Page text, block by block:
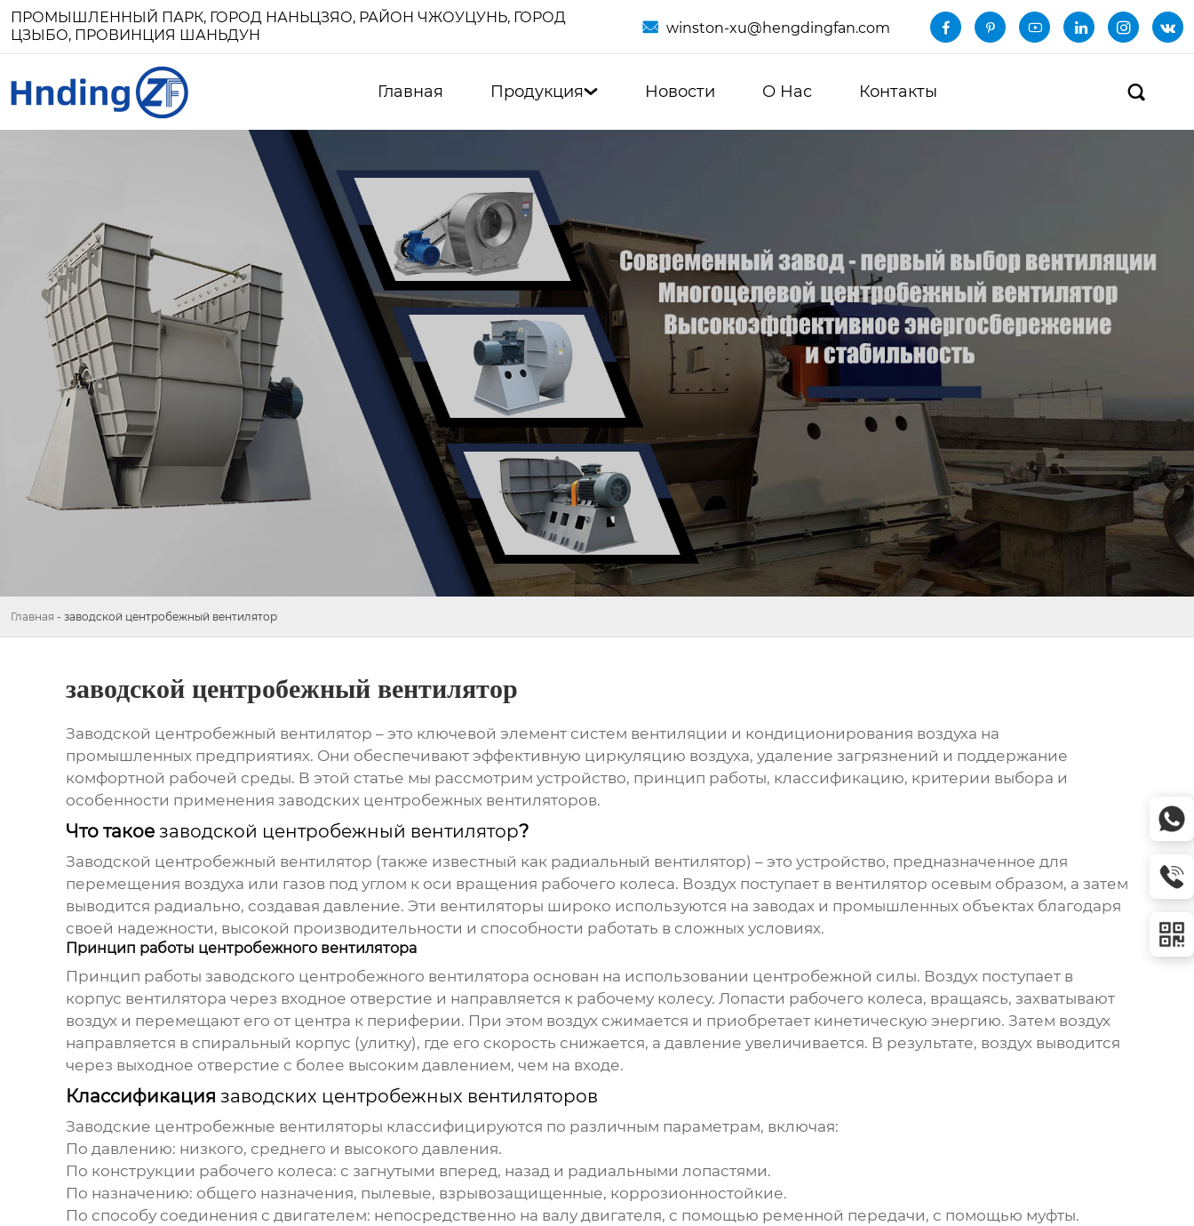
ПРОМЫШЛЕННЫЙ ПАРК, ГОРОД НАНЬЦЗЯО, РАЙОН ЧЖОУЦУНЬ, ГОРОД
ЦЗЫБО, ПРОВИНЦИЯ ШАНЬДУН
 winston-xu@hengdingfan.com      
Главная Продукция Новости О Нас Контакты 
Главная - заводской центробежный вентилятор
заводской центробежный вентилятор
Заводской центробежный вентилятор – это ключевой элемент систем вентиляции и кондиционирования воздуха на
промышленных предприятиях. Они обеспечивают эффективную циркуляцию воздуха, удаление загрязнений и поддержание
комфортной рабочей среды. В этой статье мы рассмотрим устройство, принцип работы, классификацию, критерии выбора и
особенности применения заводских центробежных вентиляторов.
Что такое заводской центробежный вентилятор?
Заводской центробежный вентилятор (также известный как радиальный вентилятор) – это устройство, предназначенное для
перемещения воздуха или газов под углом к оси вращения рабочего колеса. Воздух поступает в вентилятор осевым образом, а затем
выводится радиально, создавая давление. Эти вентиляторы широко используются на заводах и промышленных объектах благодаря
своей надежности, высокой производительности и способности работать в сложных условиях.
Принцип работы центробежного вентилятора
Принцип работы заводского центробежного вентилятора основан на использовании центробежной силы. Воздух поступает в
корпус вентилятора через входное отверстие и направляется к рабочему колесу. Лопасти рабочего колеса, вращаясь, захватывают
воздух и перемещают его от центра к периферии. При этом воздух сжимается и приобретает кинетическую энергию. Затем воздух
направляется в спиральный корпус (улитку), где его скорость снижается, а давление увеличивается. В результате, воздух выводится
через выходное отверстие с более высоким давлением, чем на входе.
Классификация заводских центробежных вентиляторов
Заводские центробежные вентиляторы классифицируются по различным параметрам, включая:
По давлению: низкого, среднего и высокого давления.
По конструкции рабочего колеса: с загнутыми вперед, назад и радиальными лопастями.
По назначению: общего назначения, пылевые, взрывозащищенные, коррозионностойкие.
По способу соединения с двигателем: непосредственно на валу двигателя, с помощью ременной передачи, с помощью муфты.